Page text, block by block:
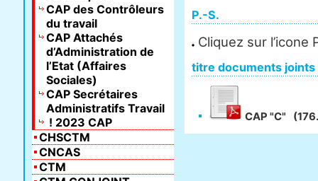
P.-S.
Cliquez sur
titre documents joints
CAP "C"
CAP des Contrôleurs
du travail
CAP Attachés
d’Administration de
l’Etat (Affaires
Sociales)
CAP Secrétaires
Administratifs Travail
! 2023 CAP
CHSCTM
CNCAS
CTM